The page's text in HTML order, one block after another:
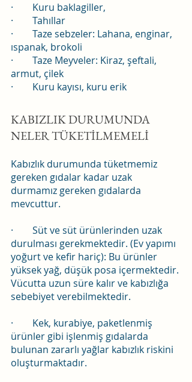
·        Kuru baklagiller,
·        Tahıllar
·        Taze sebzeler: Lahana, enginar,
ıspanak, brokoli
·        Taze Meyveler: Kiraz, şeftali,
armut, çilek
·        Kuru kayısı, kuru erik
KABIZLIK DURUMUNDA
NELER TÜKETİLMEMELİ
Kabızlık durumunda tüketmemiz
gereken gıdalar kadar uzak
durmamız gereken gıdalarda
mevcuttur.
·        Süt ve süt ürünlerinden uzak
durulması gerekmektedir. (Ev yapımı
yoğurt ve kefir hariç): Bu ürünler
yüksek yağ, düşük posa içermektedir.
Vücutta uzun süre kalır ve kabızlığa
sebebiyet verebilmektedir.
·        Kek, kurabiye, paketlenmiş
ürünler gibi işlenmiş gıdalarda
bulunan zararlı yağlar kabızlık riskini
oluşturmaktadır.